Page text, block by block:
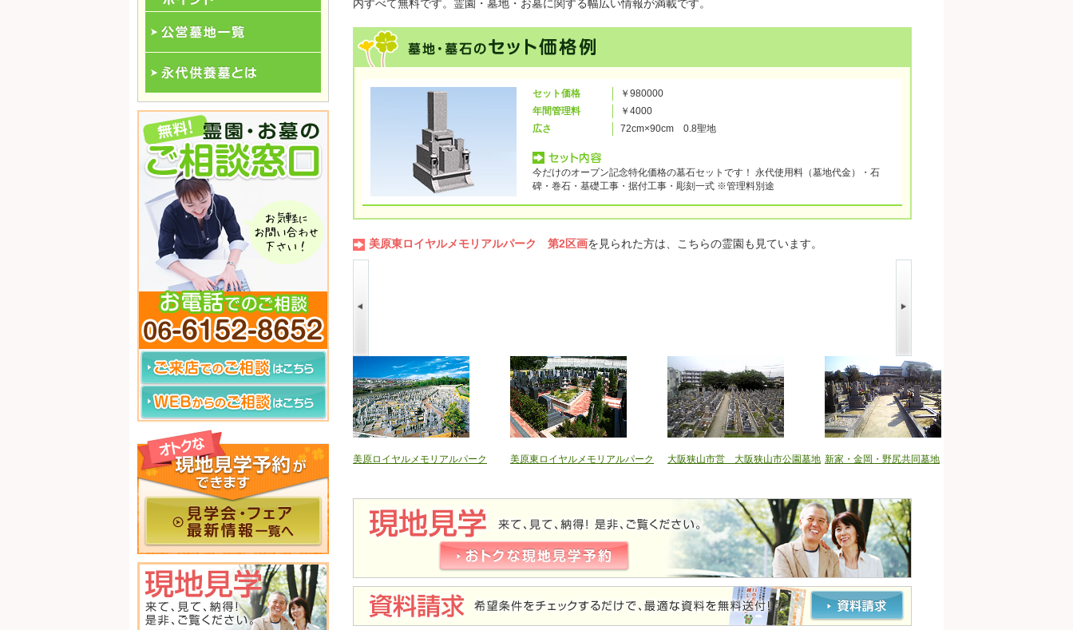
内すべて無料です。霊園・墓地・お墓に関する幅広い情報が満載です。
セット価格
￥980000
年間管理料
￥4000
広さ
72cm×90cm 0.8聖地
今だけのオープン記念特化価格の墓石セットです！ 永代使用料（墓地代金）・石
碑・巻石・基礎工事・据付工事・彫刻一式 ※管理料別途
美原東ロイヤルメモリアルパーク 第2区画を見られた方は、こちらの霊園も見ています。
當麻寺来迎院 柏原墓地 多聞院霊園 美原ロイヤルメモリアルパーク 美原東ロイヤルメモリアルパーク 大阪狭山市営 大阪狭山市公園墓地 新家・金岡・野尻共同墓地
永代供養一覧